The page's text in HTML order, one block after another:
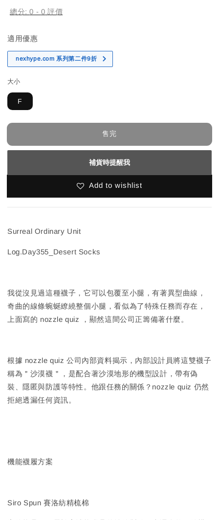
總分:0 - 0 評價
適用優惠
nexhype.com 系列第二件9折
大小
F
售完
補貨時提醒我
Add to wishlist
Surreal Ordinary Unit
Log.Day355_Desert Socks
我從沒見過這種襪子，它可以包覆至小腿，有著異型曲線，
奇曲的線條蜿蜒繚繞整個小腿，看似為了特殊任務而存在，
上面寫的 nozzle quiz ，顯然這間公司正籌備著什麼。
根據 nozzle quiz 公司內部資料揭示，內部設計員將這雙襪子
稱為＂沙漠襪＂，是配合著沙漠地形的機型設計，帶有偽
裝、隱匿與防護等特性。他跟任務的關係？nozzle quiz 仍然
拒絕透漏任何資訊。
機能襪履方案
Siro Spun 賽洛紡精梳棉